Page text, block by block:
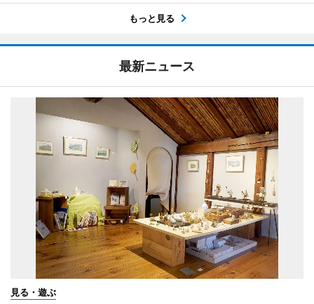
もっと見る
最新ニュース
見る・遊ぶ